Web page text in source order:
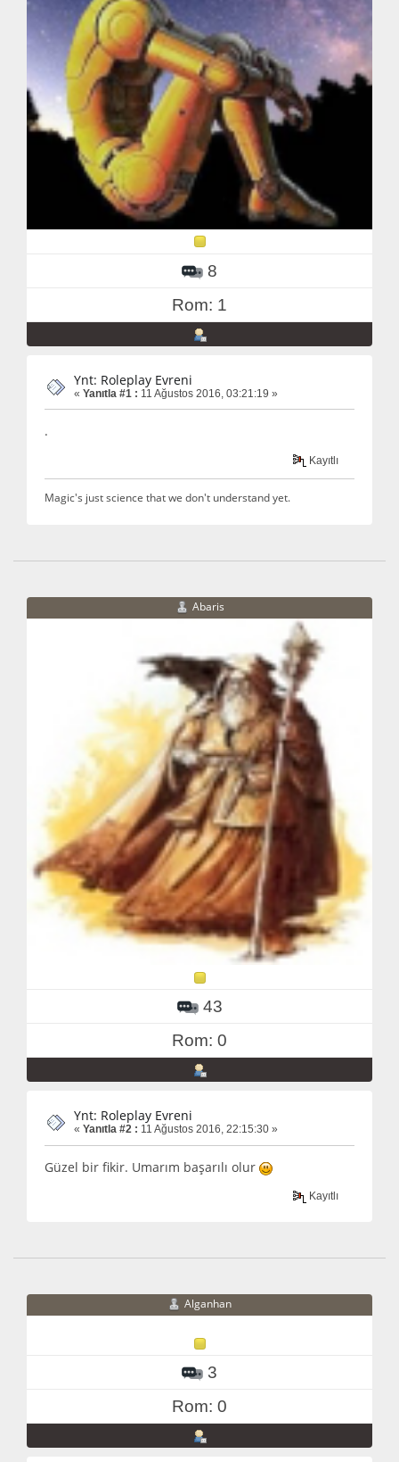
8
Rom: 1
Ynt: Roleplay Evreni
« Yanıtla #1 : 11 Ağustos 2016, 03:21:19 »
.
Kayıtlı
Magic's just science that we don't understand yet.
Abaris
43
Rom: 0
Ynt: Roleplay Evreni
« Yanıtla #2 : 11 Ağustos 2016, 22:15:30 »
Güzel bir fikir. Umarım başarılı olur
Kayıtlı
Alganhan
3
Rom: 0